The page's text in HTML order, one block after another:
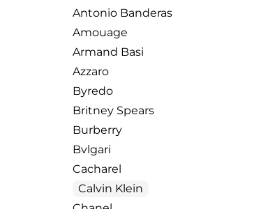
Antonio Banderas
Amouage
Armand Basi
Azzaro
Byredo
Britney Spears
Burberry
Bvlgari
Cacharel
Calvin Klein